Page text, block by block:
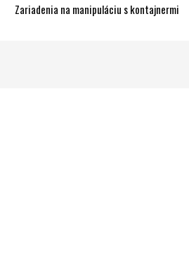
Zariadenia na manipuláciu s kontajnermi